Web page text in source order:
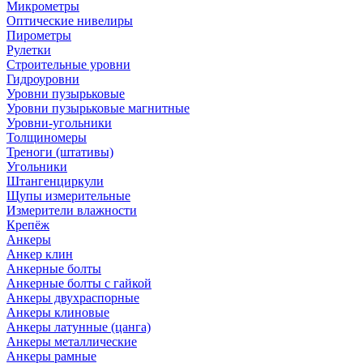
Микрометры
Оптические нивелиры
Пирометры
Рулетки
Строительные уровни
Гидроуровни
Уровни пузырьковые
Уровни пузырьковые магнитные
Уровни-угольники
Толщиномеры
Треноги (штативы)
Угольники
Штангенциркули
Щупы измерительные
Измерители влажности
Крепёж
Анкеры
Анкер клин
Анкерные болты
Анкерные болты с гайкой
Анкеры двухраспорные
Анкеры клиновые
Анкеры латунные (цанга)
Анкеры металлические
Анкеры рамные